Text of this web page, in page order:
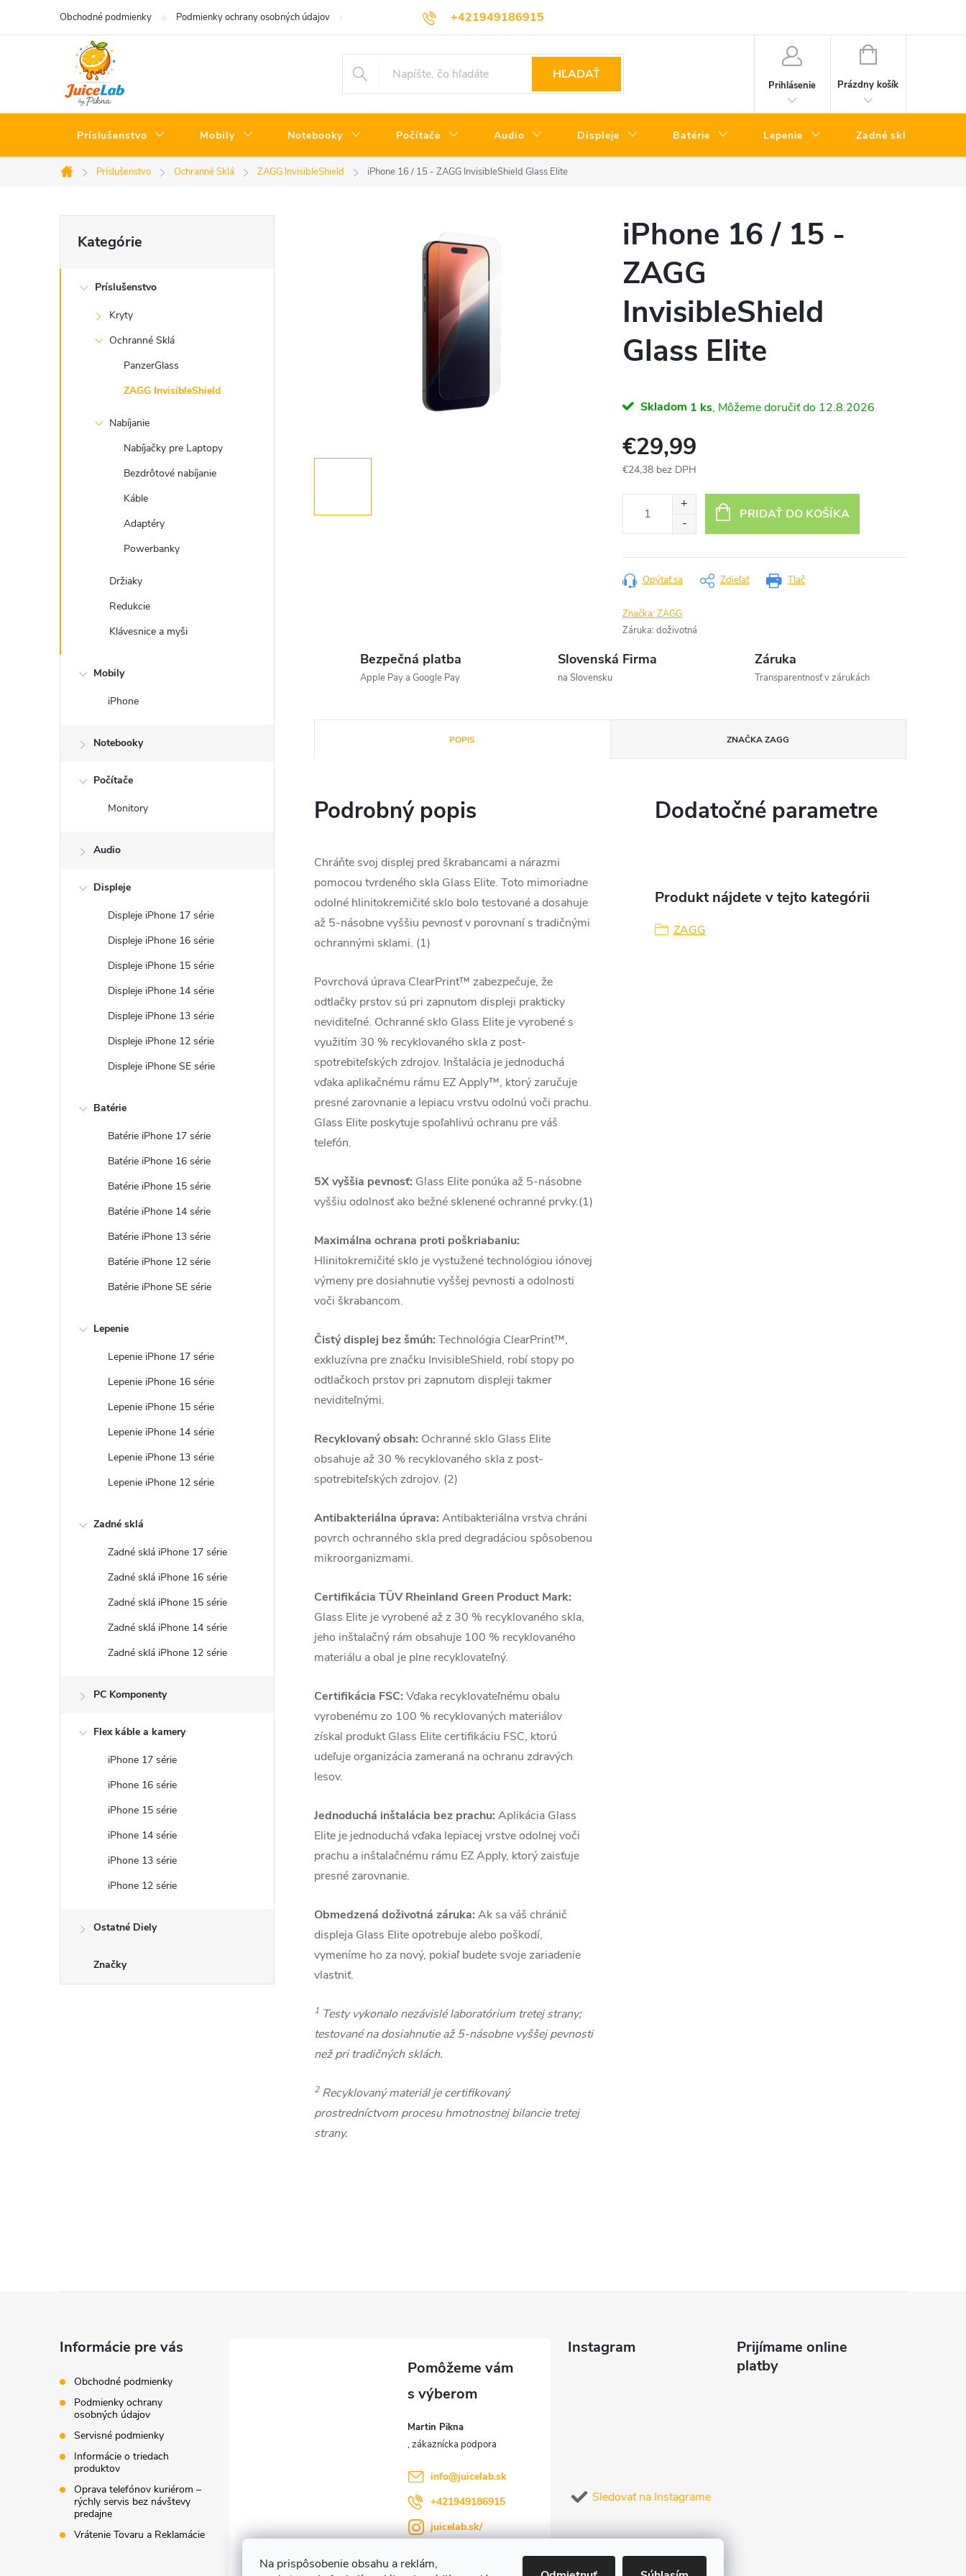
Na prispôsobenie obsahu a reklám,
+421949186915
Obchodné podmienky Podmienky ochrany osobných údajov Servisné podmienky Informácie o triedach produktov
HĽADAŤ
Prihlásenie
NÁKUPNÝ
Prázdny košík
Príslušenstvo Mobily Notebooky Počítače Audio Displeje Batérie Lepenie Zadné sklá
Domov
Príslušenstvo Ochranné Sklá ZAGG InvisibleShield iPhone 16 / 15 - ZAGG InvisibleShield Glass Elite
o
kategórie
Kategórie
Príslušenstvo
Kryty
Ochranné Sklá
PanzerGlass
ZAGG InvisibleShield
Nabíjanie
Nabíjačky pre Laptopy
Bezdrôtové nabíjanie
Káble
Adaptéry
Powerbanky
Držiaky
Redukcie
Klávesnice a myši
Mobily
iPhone
Notebooky
Počítače
Monitory
Audio
Displeje
Displeje iPhone 17 série
Displeje iPhone 16 série
Displeje iPhone 15 série
Displeje iPhone 14 série
Displeje iPhone 13 série
Displeje iPhone 12 série
Displeje iPhone SE série
Batérie
Batérie iPhone 17 série
Batérie iPhone 16 série
Batérie iPhone 15 série
Batérie iPhone 14 série
Batérie iPhone 13 série
Batérie iPhone 12 série
Batérie iPhone SE série
Lepenie
Lepenie iPhone 17 série
Lepenie iPhone 16 série
Lepenie iPhone 15 série
Lepenie iPhone 14 série
Lepenie iPhone 13 série
Lepenie iPhone 12 série
Zadné sklá
Zadné sklá iPhone 17 série
Zadné sklá iPhone 16 série
Zadné sklá iPhone 15 série
Zadné sklá iPhone 14 série
Zadné sklá iPhone 12 série
PC Komponenty
Flex káble a kamery
iPhone 17 série
iPhone 16 série
iPhone 15 série
iPhone 14 série
iPhone 13 série
iPhone 12 série
Ostatné Diely
Značky
iPhone 16 / 15 -
ZAGG
InvisibleShield
Glass Elite
Skladom 1 ks 12.8.2026
€29,99
€24,38 bez DPH
PRIDAŤ DO KOŠÍKA
Tlač
Opýtať sa Zdieľať
Značka:ZAGG
Záruka: doživotná
Bezpečná platba
Apple Pay a Google Pay
Slovenská Firma
na Slovensku
Záruka
Transparentnosť v zárukách
POPIS ZNAČKAZAGG
Podrobný popis
Chráňte svoj displej pred škrabancami a nárazmi
pomocou tvrdeného skla Glass Elite. Toto mimoriadne
odolné hlinitokremičité sklo bolo testované a dosahuje
až 5-násobne vyššiu pevnosť v porovnaní s tradičnými
ochrannými sklami. (1)
Povrchová úprava ClearPrint™ zabezpečuje, že
odtlačky prstov sú pri zapnutom displeji prakticky
neviditeľné. Ochranné sklo Glass Elite je vyrobené s
využitím 30 % recyklovaného skla z post-
spotrebiteľských zdrojov. Inštalácia je jednoduchá
vďaka aplikačnému rámu EZ Apply™, ktorý zaručuje
presné zarovnanie a lepiacu vrstvu odolnú voči prachu.
Glass Elite poskytuje spoľahlivú ochranu pre váš
telefón.
5X vyššia pevnosť: Glass Elite ponúka až 5-násobne
vyššiu odolnosť ako bežné sklenené ochranné prvky.(1)
Maximálna ochrana proti poškriabaniu:
Hlinitokremičité sklo je vystužené technológiou iónovej
výmeny pre dosiahnutie vyššej pevnosti a odolnosti
voči škrabancom.
Čistý displej bez šmúh: Technológia ClearPrint™,
exkluzívna pre značku InvisibleShield, robí stopy po
odtlačkoch prstov pri zapnutom displeji takmer
neviditeľnými.
Recyklovaný obsah: Ochranné sklo Glass Elite
obsahuje až 30 % recyklovaného skla z post-
spotrebiteľských zdrojov. (2)
Antibakteriálna úprava: Antibakteriálna vrstva chráni
povrch ochranného skla pred degradáciou spôsobenou
mikroorganizmami.
Certifikácia TÜV Rheinland Green Product Mark:
Glass Elite je vyrobené až z 30 % recyklovaného skla,
jeho inštalačný rám obsahuje 100 % recyklovaného
materiálu a obal je plne recyklovateľný.
Certifikácia FSC: Vďaka recyklovateľnému obalu
vyrobenému zo 100 % recyklovaných materiálov
získal produkt Glass Elite certifikáciu FSC, ktorú
udeľuje organizácia zameraná na ochranu zdravých
lesov.
Jednoduchá inštalácia bez prachu: Aplikácia Glass
Elite je jednoduchá vďaka lepiacej vrstve odolnej voči
prachu a inštalačnému rámu EZ Apply, ktorý zaisťuje
presné zarovnanie.
Obmedzená doživotná záruka: Ak sa váš chránič
displeja Glass Elite opotrebuje alebo poškodí,
vymeníme ho za nový, pokiaľ budete svoje zariadenie
vlastniť.
1 Testy vykonalo nezávislé laboratórium tretej strany;
testované na dosiahnutie až 5-násobne vyššej pevnosti
než pri tradičných sklách.
2Recyklovaný materiál je certifikovaný
prostredníctvom procesu hmotnostnej bilancie tretej
strany.
Dodatočné parametre
Produkt nájdete v tejto kategórii
ZAGG
Informácie pre vás
Obchodné podmienky
Podmienky ochrany
osobných údajov
Servisné podmienky
Informácie o triedach
produktov
Oprava telefónov kuriérom –
rýchly servis bez návštevy
predajne
Vrátenie Tovaru a Reklamácie
Martin Pikna
info@juicelab.sk
+421949186915
juicelab.sk/
Instagram
Sledovať na Instagrame
Prijímame online
platby